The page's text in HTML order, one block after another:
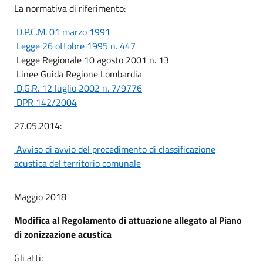
La normativa di riferimento:
D.P.C.M. 01 marzo 1991
Legge 26 ottobre 1995 n. 447
Legge Regionale 10 agosto 2001 n. 13
Linee Guida Regione Lombardia
D.G.R. 12 luglio 2002 n. 7/9776
DPR 142/2004
27.05.2014:
Avviso di avvio del procedimento di classificazione
acustica del territorio comunale
Maggio 2018
Modifica al Regolamento di attuazione allegato al Piano
di zonizzazione acustica
Gli atti: